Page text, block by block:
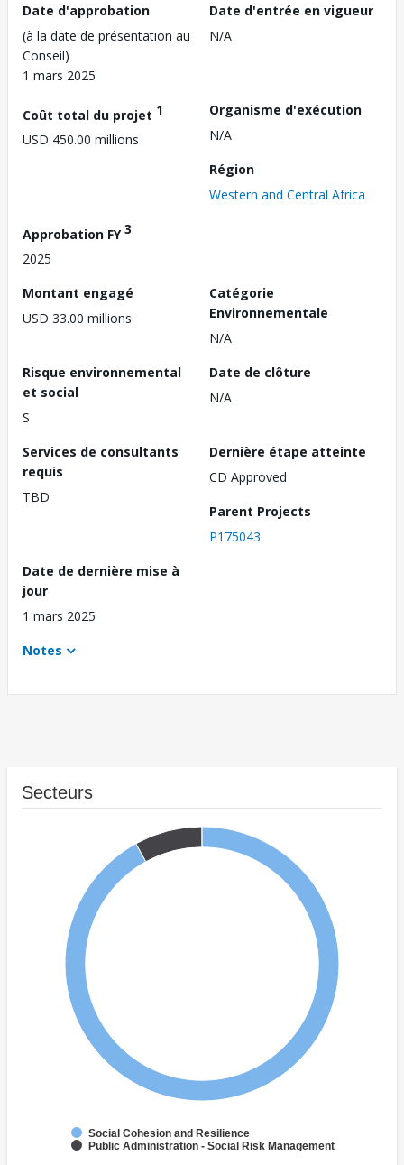
Date d'approbation
(à la date de présentation au
Conseil)
1 mars 2025
Date d'entrée en vigueur
N/A
Coût total du projet 1
USD 450.00 millions
Organisme d'exécution
N/A
Région
Western and Central Africa
Approbation FY3
2025
Montant engagé
USD 33.00 millions
Catégorie
Environnementale
N/A
Risque environnemental
et social
S
Date de clôture
N/A
Services de consultants
requis
TBD
Dernière étape atteinte
CD Approved
Parent Projects
P175043
Date de dernière mise à
jour
1 mars 2025
Notes
Secteurs
Social Cohesion and Resilience
Public Administration - Social Risk Management